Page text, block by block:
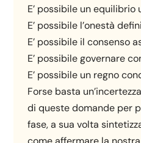
E’ possibile un equilibrio
E’ possibile l’onestà
E’ possibile il consenso
E’ possibile governare
E’ possibile un regno
Forse basta
di queste domande per
fase, a sua volta